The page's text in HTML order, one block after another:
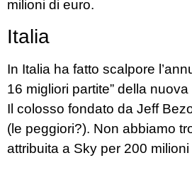
milioni di euro.
Italia
In Italia ha fatto scalpore
16 migliori partite” della
Il colosso fondato da Jeff
(le peggiori?). Non abbiamo
attribuita a Sky per 200